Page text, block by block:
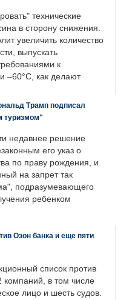
технические
в сторону снижения.
увеличить количество
выпускать
к
–60°C, как делают
Трамп подписал
туризмом"
недавнее решение
его указ о
по праву рождения, и
на запрет так
подразумевающего
ребенком
Озон банка и еще пяти
список против
компаний, в том числе
лицо и шесть судов.